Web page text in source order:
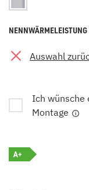
Auswahl
Ich wünsche
Montage
A+